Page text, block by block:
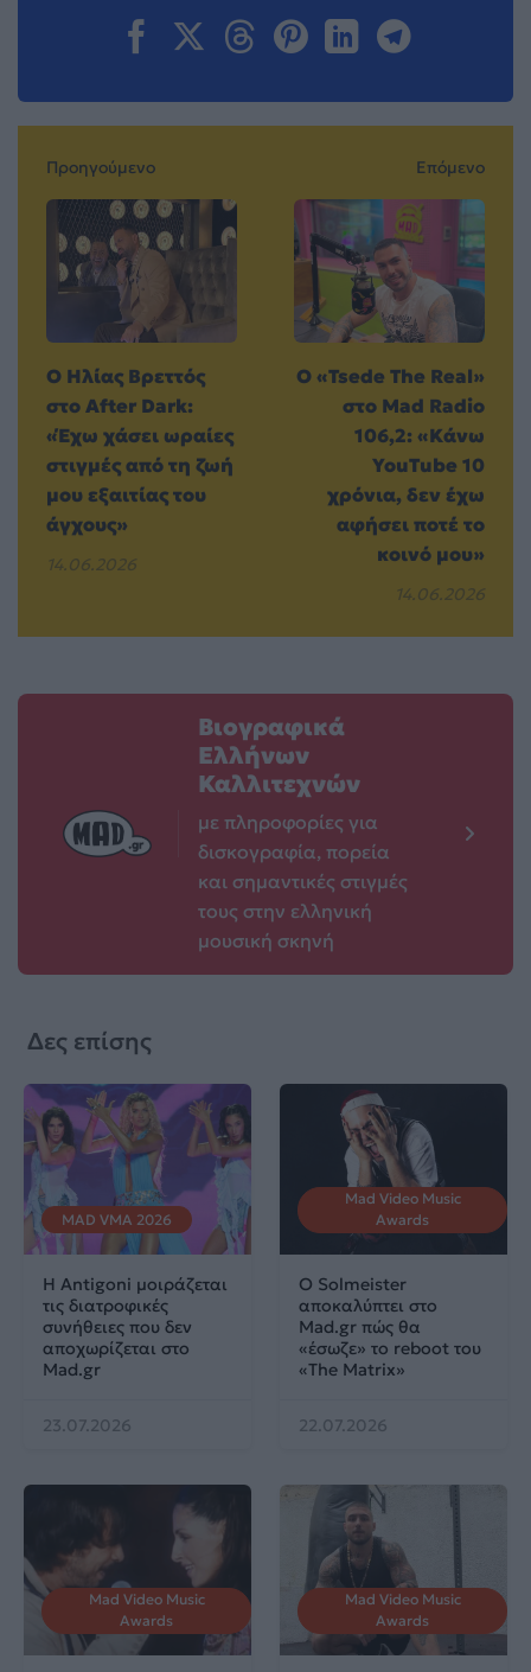
Προηγούμενο
Ο Ηλίας Βρεττός
στο After Dark:
«Έχω χάσει ωραίες
στιγμές από τη ζωή
μου εξαιτίας του
άγχους»
14.06.2026
Επόμενο
Ο «Tsede The Real»
στο Mad Radio
106,2: «Κάνω
YouTube 10
χρόνια, δεν έχω
αφήσει ποτέ το
κοινό μου»
14.06.2026
Βιογραφικά
Ελλήνων
Καλλιτεχνών
με πληροφορίες για
δισκογραφία, πορεία
και σημαντικές στιγμές
τους στην ελληνική
μουσική σκηνή
Δες επίσης
MAD VMA 2026
Η Antigoni μοιράζεται
τις διατροφικές
συνήθειες που δεν
αποχωρίζεται στο
Mad.gr
23.07.2026
Mad Video Music
Awards
Ο Solmeister
αποκαλύπτει στο
Mad.gr πώς θα
«έσωζε» το reboot του
«The Matrix»
22.07.2026
Mad Video Music
Awards
Mad Video Music
Awards